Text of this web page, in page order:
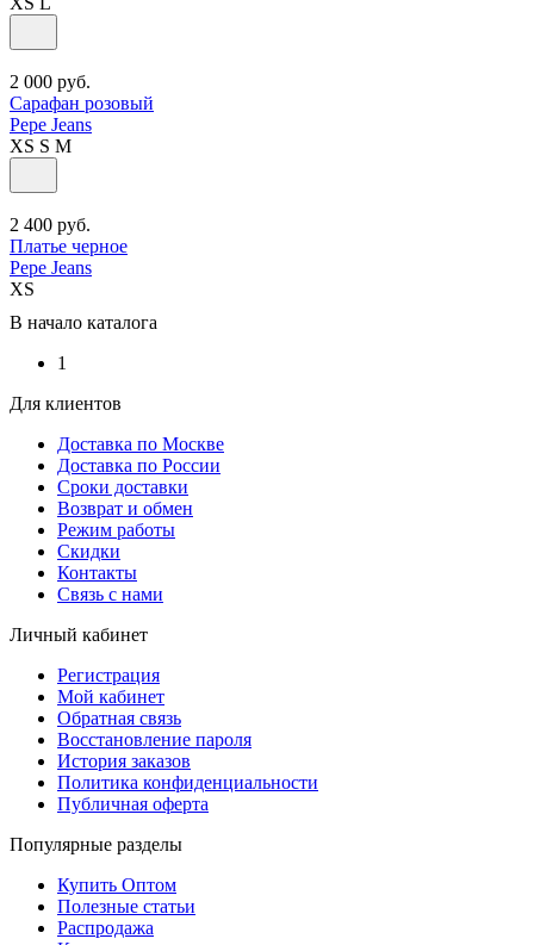
2 000 руб.
Сарафан розовый
Pepe Jeans
XS S M
2 400 руб.
Платье черное
Pepe Jeans
XS
В начало каталога
1
Для клиентов
Доставка по Москве
Доставка по России
Сроки доставки
Возврат и обмен
Режим работы
Скидки
Контакты
Связь с нами
Личный кабинет
Регистрация
Мой кабинет
Обратная связь
Восстановление пароля
История заказов
Политика конфиденциальности
Публичная оферта
Популярные разделы
Купить Оптом
Полезные статьи
Распродажа